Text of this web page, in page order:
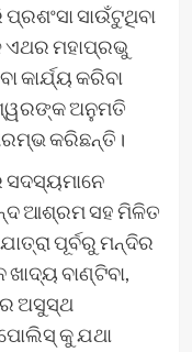
ସାଉଁଟୁଥିବା
ଏଥର ମହାପ୍ରଭୁ
କାର୍ଯ୍ୟ କରିବା
ଅନୁମତି
କରିଛନ୍ତି।
ଆଶ୍ରମ ସହ ମିଳିତ
ପୂର୍ବରୁ ମନ୍ଦିର
ଖାଦ୍ୟ ବାଣ୍ଟିବା,
ଅସୁସ୍ଥ
କୁ ଯଥା